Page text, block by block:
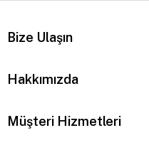
Bize Ulaşın
Hakkımızda
Müşteri Hizmetleri